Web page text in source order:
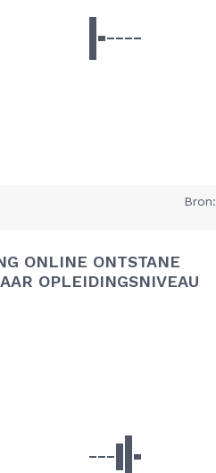
ONLINE ONTSTANE
OPLEIDINGSNIVEAU